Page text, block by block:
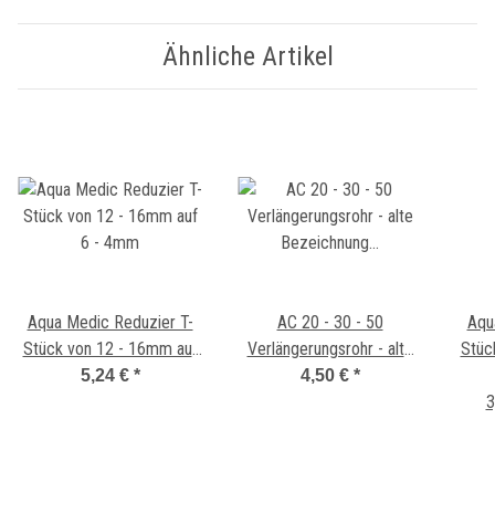
Ähnliche Artikel
Aqua Medic Reduzier T-
Stück von 12 - 16mm auf
6 - 4mm
5,24 € *
AC 20 - 30 - 50
Verlängerungsrohr - alte
Bezeichnung Aqua Clear
4,50 € *